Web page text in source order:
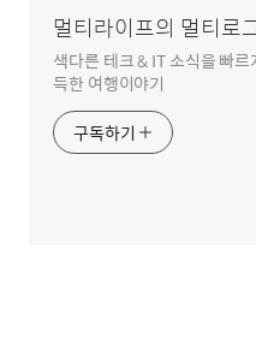
멀티라이프의 멀티로
색다른 테크 & IT 소식을 빠
득한 여행이야기
구독하기